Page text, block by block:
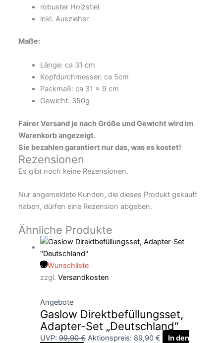
robuster Holzstiel
inkl. Auszieher
Maße:
Länge: ca 31 cm
Kopfdurchmesser: ca 5cm
Packmaß: ca 31 x 9 cm
Gewicht: 350g
Fairer Versand je nach Größe und Gewicht wird im
Warenkorb angezeigt.
Sie bezahlen garantiert nur das, was es kostet!
Rezensionen
Es gibt noch keine Rezensionen.
Nur angemeldete Kunden, die dieses Produkt gekauft
haben, dürfen eine Rezension abgeben.
Ähnliche Produkte
Wunschliste
zzgl. Versandkosten
Angebote
Gaslow Direktbefüllungsset,
Adapter-Set „Deutschland“
UVP: 99,90€ Aktionspreis: 89,90 €
In den